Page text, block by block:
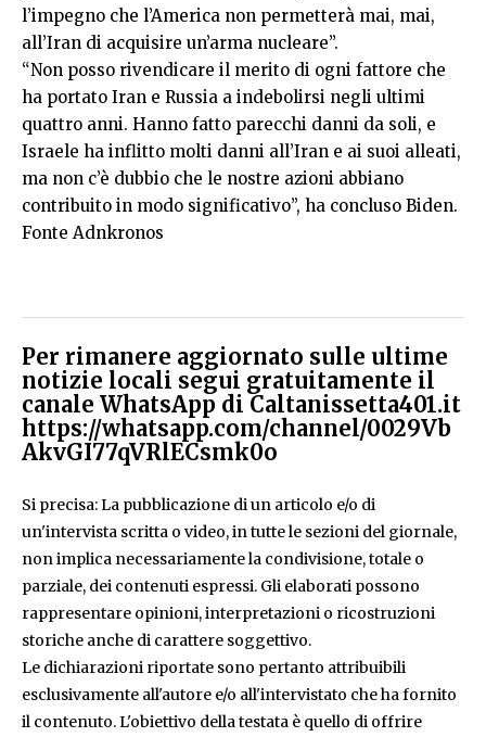
l’impegno che l’America non permetterà mai, mai,
all’Iran di acquisire un’arma nucleare”.
“Non posso rivendicare il merito di ogni fattore che
ha portato Iran e Russia a indebolirsi negli ultimi
quattro anni. Hanno fatto parecchi danni da soli, e
Israele ha inflitto molti danni all’Iran e ai suoi alleati,
ma non c’è dubbio che le nostre azioni abbiano
contribuito in modo significativo”, ha concluso Biden.
Fonte Adnkronos
Per rimanere aggiornato sulle ultime
notizie locali segui gratuitamente il
canale WhatsApp di Caltanissetta401.it
https://whatsapp.com/channel/0029Vb
AkvGI77qVRlECsmk0o
Si precisa: La pubblicazione di un articolo e/o di
un'intervista scritta o video, in tutte le sezioni del giornale,
non implica necessariamente la condivisione, totale o
parziale, dei contenuti espressi. Gli elaborati possono
rappresentare opinioni, interpretazioni o ricostruzioni
storiche anche di carattere soggettivo.
Le dichiarazioni riportate sono pertanto attribuibili
esclusivamente all'autore e/o all'intervistato che ha fornito
il contenuto. L'obiettivo della testata è quello di offrire